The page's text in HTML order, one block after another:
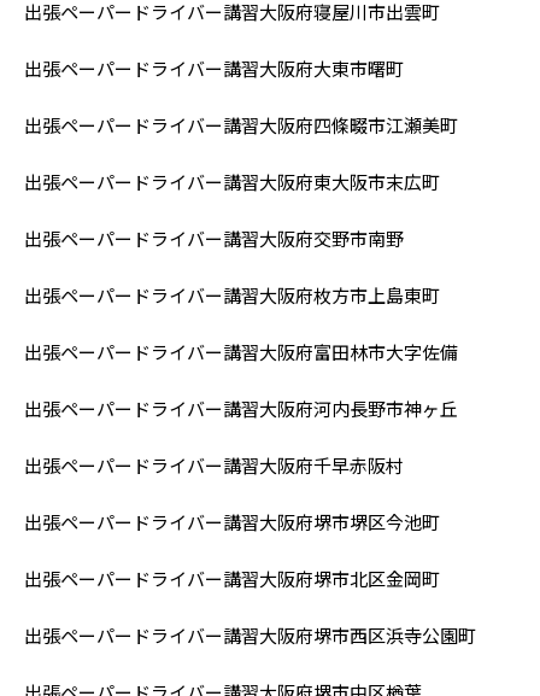
出張ペーパードライバー講習大阪府寝屋川市出雲町
出張ペーパードライバー講習大阪府大東市曙町
出張ペーパードライバー講習大阪府四條畷市江瀬美町
出張ペーパードライバー講習大阪府東大阪市末広町
出張ペーパードライバー講習大阪府交野市南野
出張ペーパードライバー講習大阪府枚方市上島東町
出張ペーパードライバー講習大阪府富田林市大字佐備
出張ペーパードライバー講習大阪府河内長野市神ヶ丘
出張ペーパードライバー講習大阪府千早赤阪村
出張ペーパードライバー講習大阪府堺市堺区今池町
出張ペーパードライバー講習大阪府堺市北区金岡町
出張ペーパードライバー講習大阪府堺市西区浜寺公園町